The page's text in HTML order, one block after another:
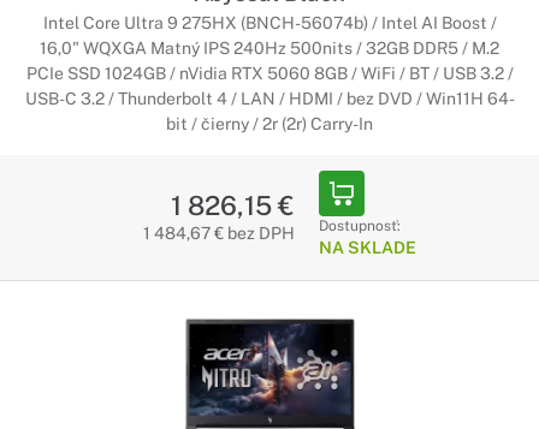
Intel Core Ultra 9 275HX (BNCH-56074b) / Intel AI Boost /
16,0" WQXGA Matný IPS 240Hz 500nits / 32GB DDR5 / M.2
PCIe SSD 1024GB / nVidia RTX 5060 8GB / WiFi / BT / USB 3.2 /
USB-C 3.2 / Thunderbolt 4 / LAN / HDMI / bez DVD / Win11H 64-
bit / čierny / 2r (2r) Carry-In
1 826,15 €
1 484,67 € bez DPH Dostupnosť:
NA SKLADE